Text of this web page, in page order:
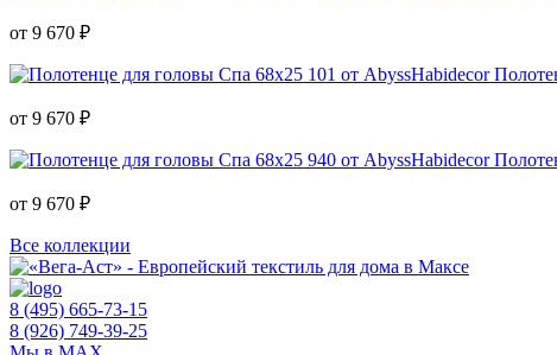
от 9 670 ₽
от 9 670 ₽
от 9 670 ₽
Все коллекции
8 (495) 665-73-15
8 (926) 749-39-25